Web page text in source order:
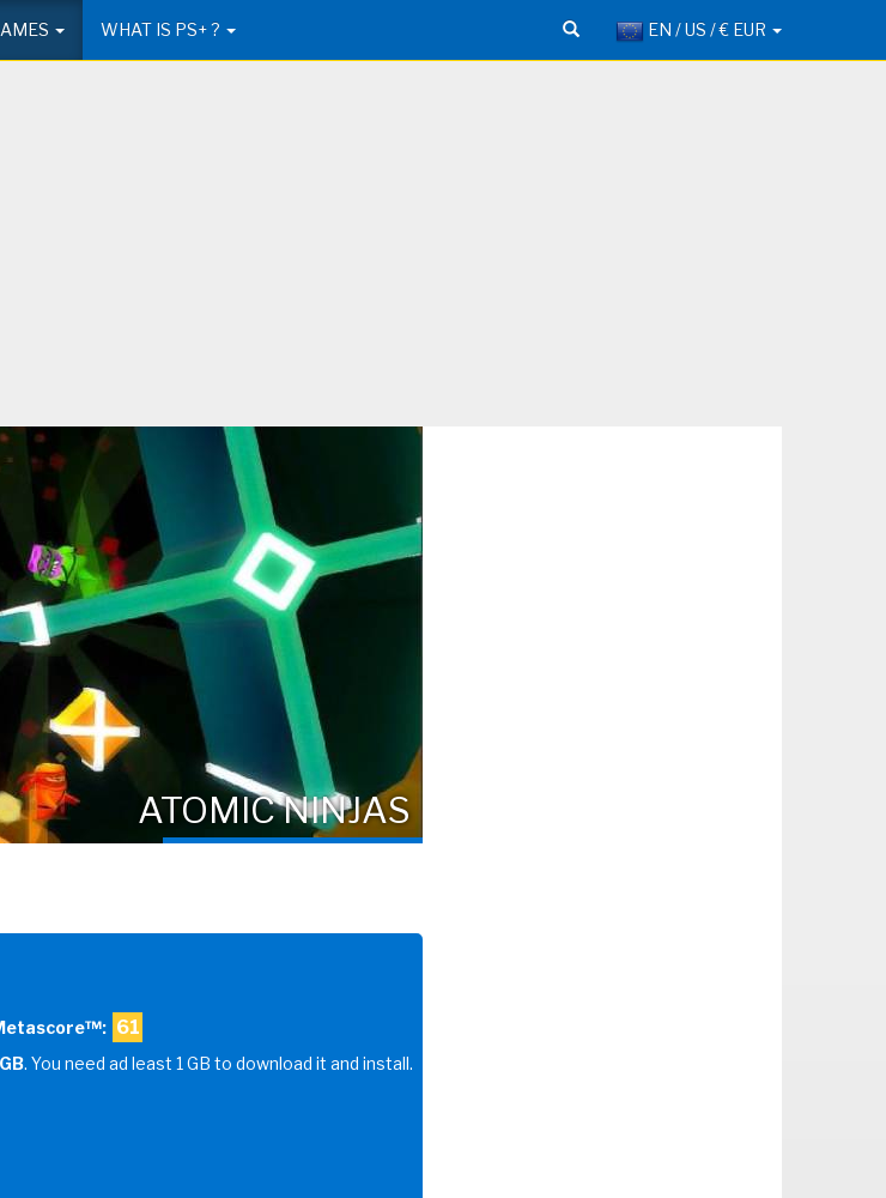
WHAT IS PS+ ? EN / US / € EUR
ATOMIC NINJAS
61
. You need ad least 1 GB to download it and install.